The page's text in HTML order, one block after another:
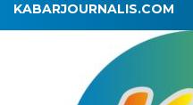
KABARJOURNALIS.COM